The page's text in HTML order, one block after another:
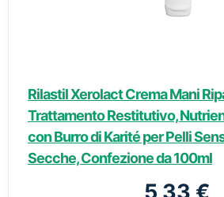
Rilastil Xerolact Crema Mani
Trattamento Restitutivo,
con Burro di Karité per Pelli
Secche, Confezione da 100ml